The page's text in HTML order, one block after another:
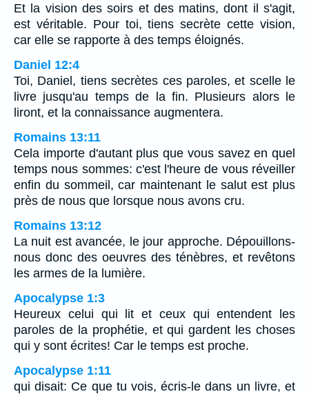
Et la vision des soirs et des matins, dont il s'agit,
est véritable. Pour toi, tiens secrète cette vision,
car elle se rapporte à des temps éloignés.
Daniel 12:4
Toi, Daniel, tiens secrètes ces paroles, et scelle le
livre jusqu'au temps de la fin. Plusieurs alors le
liront, et la connaissance augmentera.
Romains 13:11
Cela importe d'autant plus que vous savez en quel
temps nous sommes: c'est l'heure de vous réveiller
enfin du sommeil, car maintenant le salut est plus
près de nous que lorsque nous avons cru.
Romains 13:12
La nuit est avancée, le jour approche. Dépouillons-
nous donc des oeuvres des ténèbres, et revêtons
les armes de la lumière.
Apocalypse 1:3
Heureux celui qui lit et ceux qui entendent les
paroles de la prophétie, et qui gardent les choses
qui y sont écrites! Car le temps est proche.
Apocalypse 1:11
qui disait: Ce que tu vois, écris-le dans un livre, et